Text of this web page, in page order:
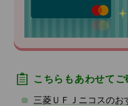
こちらもあわせて
三菱ＵＦＪニコスのお